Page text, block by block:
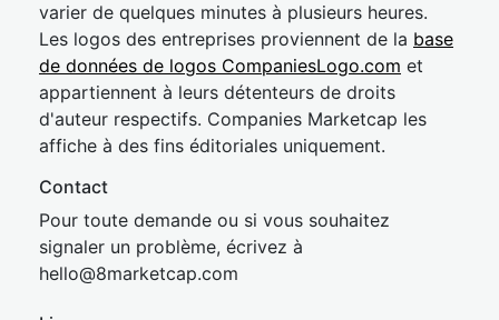
varier de quelques minutes à plusieurs heures.
Les logos des entreprises proviennent de la base
de données de logos CompaniesLogo.com et
appartiennent à leurs détenteurs de droits
d'auteur respectifs. Companies Marketcap les
affiche à des fins éditoriales uniquement.
Contact
Pour toute demande ou si vous souhaitez
signaler un problème, écrivez à
hello@8marketcap.com